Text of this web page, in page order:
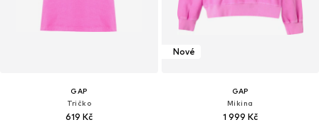
GAP
Tričko
619 Kč
Nové
GAP
Mikina
1 999 Kč